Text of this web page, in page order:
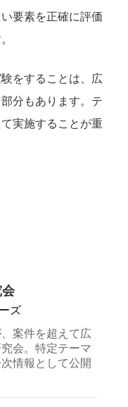
要素を正確に評価
をすることは、広
分もあります。テ
実施することが重
ズ
案件を超えて広
会。特定テーマ
情報として公開